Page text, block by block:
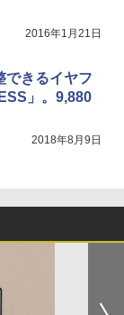
2016年1月21日
できるイヤフ
」。9,880
2018年8月9日